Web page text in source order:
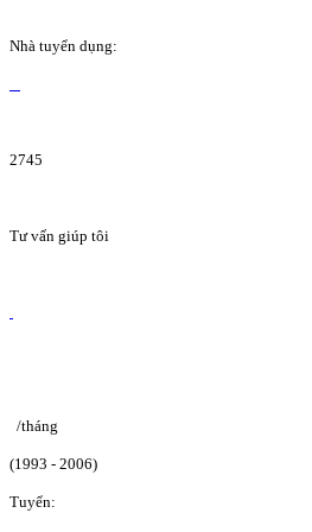
Nhà tuyển dụng:
2745
Tư vấn giúp tôi
/tháng
(1993 - 2006)
Tuyển: